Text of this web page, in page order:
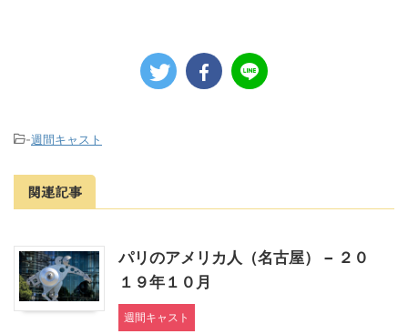
-週間キャスト
関連記事
パリのアメリカ人（名古屋） − ２０
１９年１０月
週間キャスト